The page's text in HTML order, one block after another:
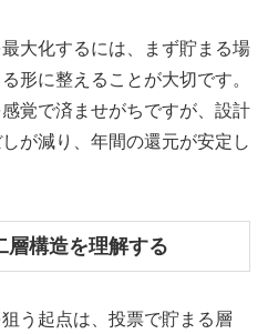
大化するには、まず貯まる場
形に整えることが大切です。
覚で済ませがちですが、設計
が減り、年間の還元が安定し
層構造を理解する
う起点は、投票で貯まる層